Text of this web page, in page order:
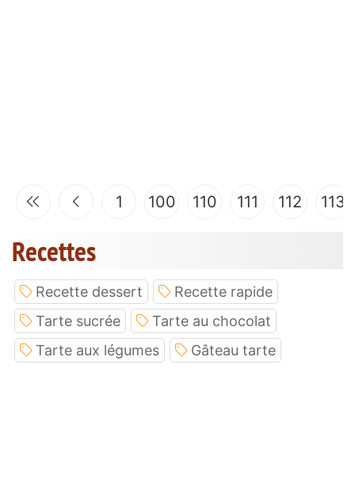
1 100 110 111 112 113
Recettes
Recette dessert
Recette rapide
Tarte sucrée
Tarte au chocolat
Tarte aux légumes
Gâteau tarte